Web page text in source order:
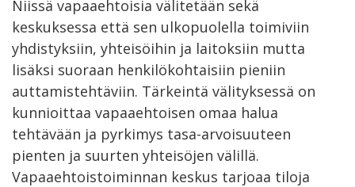
Niissä vapaaehtoisia välitetään sekä
keskuksessa että sen ulkopuolella toimiviin
yhdistyksiin, yhteisöihin ja laitoksiin mutta
lisäksi suoraan henkilökohtaisiin pieniin
auttamistehtäviin. Tärkeintä välityksessä on
kunnioittaa vapaaehtoisen omaa halua
tehtävään ja pyrkimys tasa-arvoisuuteen
pienten ja suurten yhteisöjen välillä.
Vapaaehtoistoiminnan keskus tarjoaa tiloja